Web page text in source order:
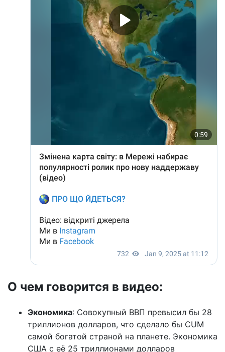
О чем говорится в видео:
Экономика: Совокупный ВВП превысил бы 28
триллионов долларов, что сделало бы CUM
самой богатой страной на планете. Экономика
США с её 25 триллионами долларов